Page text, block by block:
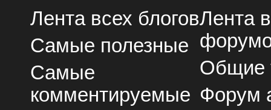
Лента всех блогов
Самые полезные
Самые
комментируемые
Лента
Общие
Форум